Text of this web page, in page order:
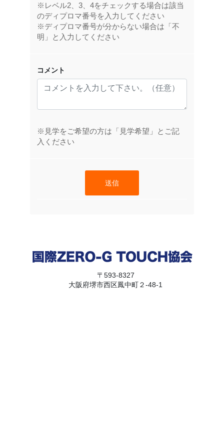
※レベル2、3、4をチェックする場合は該当
のディプロマ番号を入力してください
※ディプロマ番号が分からない場合は「不
明」と入力してください
コメント
※見学をご希望の方は「見学希望」とご記
入ください
送信
〒593-8327
大阪府堺市西区鳳中町２-48-1